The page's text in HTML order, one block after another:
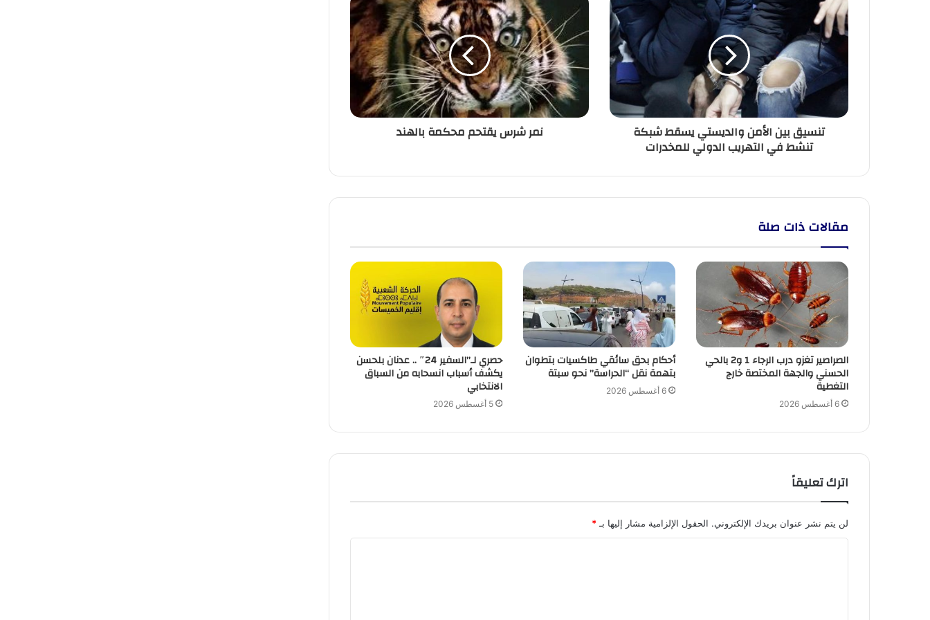
بين
الأمن
والديستي
يسقط
شبكة
تنشط
التهريب
الدولي
للمخدرات
تنسيق بين الأمن والديستي يسقط شبكة
تنشط في التهريب الدولي للمخدرات
شرس
يقتحم
محكمة
بالهند
نمر شرس يقتحم محكمة بالهند
مقالات ذات صلة
الصراصير تغزو درب الرجاء 1 و2 بالحي
الحسني والجهة المختصة خارج
التغطية
6 أغسطس 2026
أحكام بحق سائقي طاكسيات بتطوان
بتهمة نقل “الحراسة” نحو سبتة
6 أغسطس 2026
حصري لـ”السفير 24″ .. عدنان بلحسن
يكشف أسباب انسحابه من السباق
الانتخابي
5 أغسطس 2026
اترك تعليقاً
لن يتم نشر عنوان بريدك الإلكتروني. الحقول الإلزامية مشار إليها بـ*